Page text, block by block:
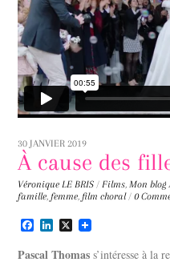
30 JANVIER 2019
À cause des
Véronique LE BRIS / Films,Mon blog
famille, femme, film choral / 0
F
c
L
n
X
Pascal Thomas s’intéresse à la